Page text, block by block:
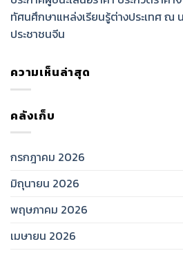
ทัศนศึกษาแหล่งเรียนรู้ต่างประเทศ ณ
ประชาชนจีน
ความเห็นล่าสุด
คลังเก็บ
กรกฎาคม 2026
มิถุนายน 2026
พฤษภาคม 2026
เมษายน 2026